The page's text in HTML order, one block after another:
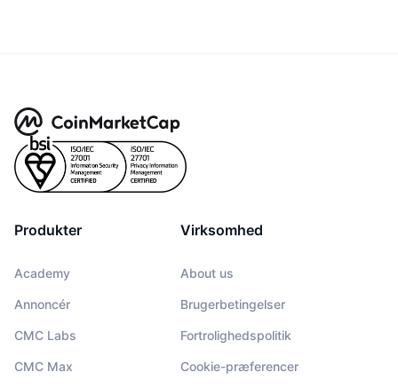
Produkter
Academy
Annoncér
CMC Labs
CMC Max
Virksomhed
About us
Brugerbetingelser
Fortrolighedspolitik
Cookie-præferencer